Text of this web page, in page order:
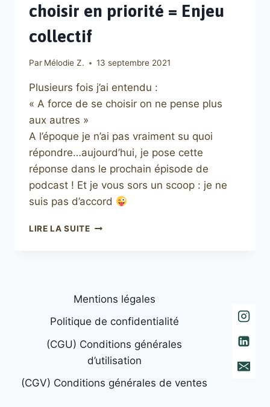
choisir en priorité = Enjeu
collectif
Par Mélodie Z. 13 septembre 2021
Plusieurs fois j’ai entendu :
« A force de se choisir on ne pense plus
aux autres »
A l’époque je n’ai pas vraiment su quoi
répondre…aujourd’hui, je pose cette
réponse dans le prochain épisode de
podcast ! Et je vous sors un scoop : je ne
suis pas d’accord
LIRE LA SUITEPODCAST
CHOISIR
PRIORITÉ
COLLECTIF
Mentions légales
Politique de confidentialité
(CGU) Conditions générales
d’utilisation
(CGV) Conditions générales de ventes